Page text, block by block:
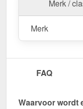
maat gemaakt
Duurzaam,
Wegens maatwerk /
Merk /
Merk
FAQ
Waarvoor wordt